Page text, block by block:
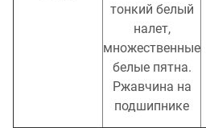
тонкий белый
налет,
множественные
белые пятна.
Ржавчина на
подшипнике